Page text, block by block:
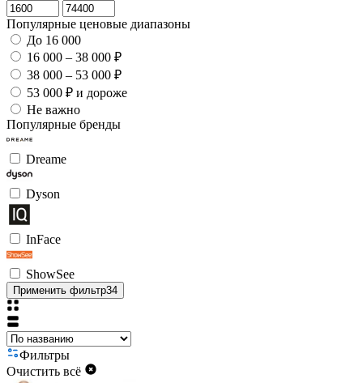
Популярные ценовые диапазоны
До 16 000
16 000 – 38 000 ₽
38 000 – 53 000 ₽
53 000 ₽ и дороже
Не важно
Популярные бренды
Dreame
Dyson
InFace
ShowSee
Применить фильтр34
Фильтры
Очистить всё